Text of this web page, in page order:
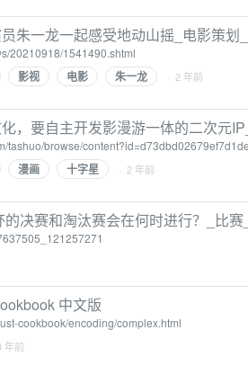
朱一龙一起感受地动山摇_电影策划
20210918/1541490.shtml
影视 电影 朱一龙 · 2 年前
，要自主开发影漫游一体的二次元
tashuo/browse/
漫画 十字星 · 2 年前
决赛和淘汰赛会在何时进行？_比
中文版
cookbook/encoding/complex.html
年前